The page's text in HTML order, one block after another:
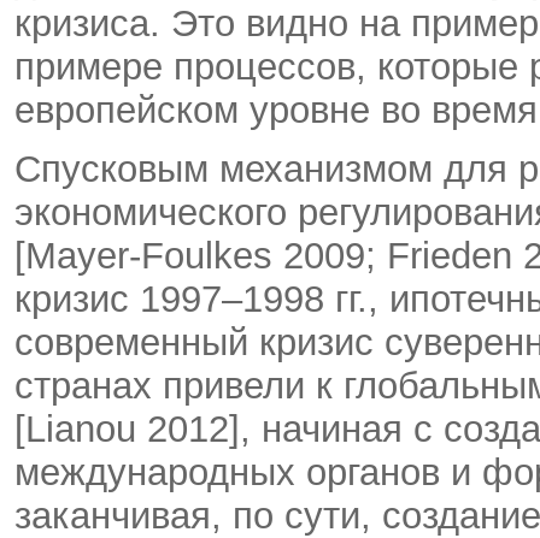
кризиса. Это видно на
примере процессов, которые
европейском уровне во
Спусковым механизмом для
экономического
[Mayer-Foulkes 2009; Frieden
кризис 1997–1998 гг.,
современный кризис
странах привели к
[Lianou 2012], начиная с
международных органов и
заканчивая, по сути,